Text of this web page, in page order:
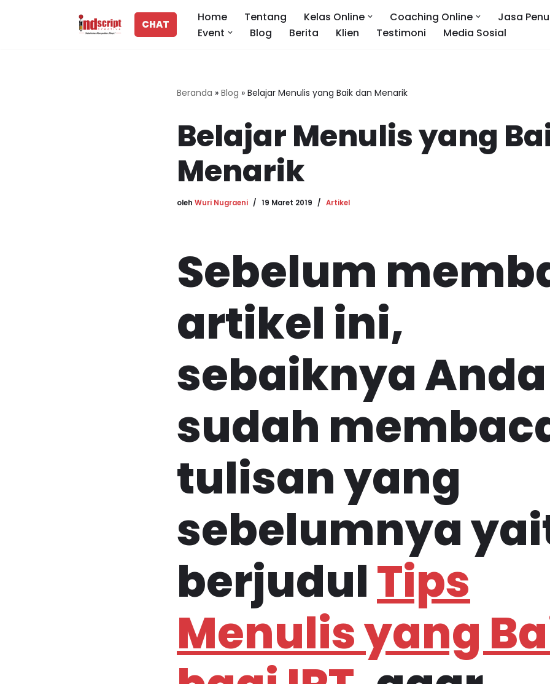
CHAT
Home Tentang Kelas Online Coaching Online
Jasa
Event
Blog Berita Klien Testimoni Media Sosial
Beranda » Blog » Belajar Menulis yang Baik dan Menarik
Belajar Menulis yang
Menarik
oleh Wuri Nugraeni 19 Maret 2019 Artikel
Sebelum
artikel ini,
sebaiknya Anda
sudah
tulisan yang
sebelumnya
berjudulTips
Menulis yang